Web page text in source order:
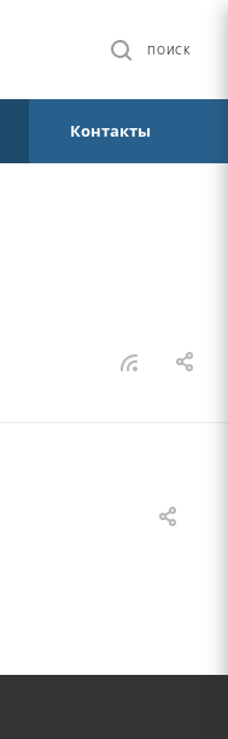
ПОИСК
Контакты